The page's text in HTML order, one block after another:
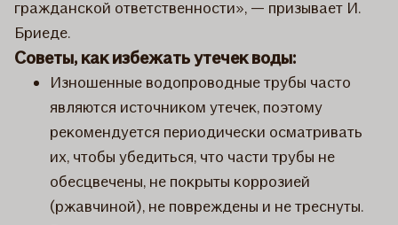
гражданской ответственности», — призывает И.
Бриеде.
Советы, как избежать утечек воды:
Изношенные водопроводные трубы часто
являются источником утечек, поэтому
рекомендуется периодически осматривать
их, чтобы убедиться, что части трубы не
обесцвечены, не покрыты коррозией
(ржавчиной), не повреждены и не треснуты.